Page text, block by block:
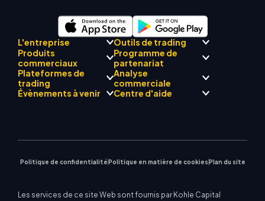
L'entreprise
Conformité réglementaire
À propos de
L'équipe
Philosophie d'entreprise
Actualités de l'entreprise
Outils de trading
Mentor
Centre de signalisation
commerciale KCM
Calendrier économique
Assistance EA pour MT4
Produits
commerciaux
Forex
Métaux précieux
Programme de
partenariat
Présentation du
programme Broker
Plateformes de
trading
Analyse
commerciale
Évènements à venir Centre d'aide
Politique de confidentialitéPolitique en matière de cookiesPlan du site
Les services de ce site Web sont fournis par Kohle Capital